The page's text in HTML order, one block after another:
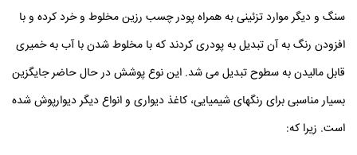
سنگ و دیگر موارد تزئینی به همراه پودر چسب رزین مخلوط و خرد کرده و با
افزودن رنگ به آن تبدیل به پودری کردند که با مخلوط شدن با آب به خمیری
قابل مالیدن به سطوح تبدیل می شد. این نوع پوشش در حال حاضر جایگزین
بسیار مناسبی برای رنگهای شیمیایی، کاغذ دیواری و انواع دیگر دیوارپوش شده
است. زیرا که: